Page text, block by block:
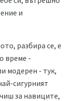
и
разбира се, е
време -
модерен - тук,
сигурният
за навиците,